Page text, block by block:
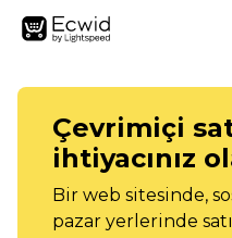
Çevrimiçi
ihtiyacınız
Bir web sitesinde,
pazar yerlerinde